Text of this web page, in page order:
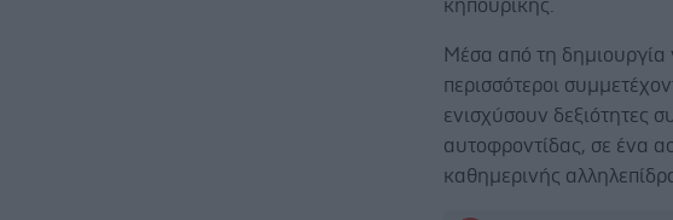
κηπουρικής.
Μέσα από τη
περισσότεροι
ενισχύσουν δεξιότητες
αυτοφροντίδας, σε ένα
καθημερινής